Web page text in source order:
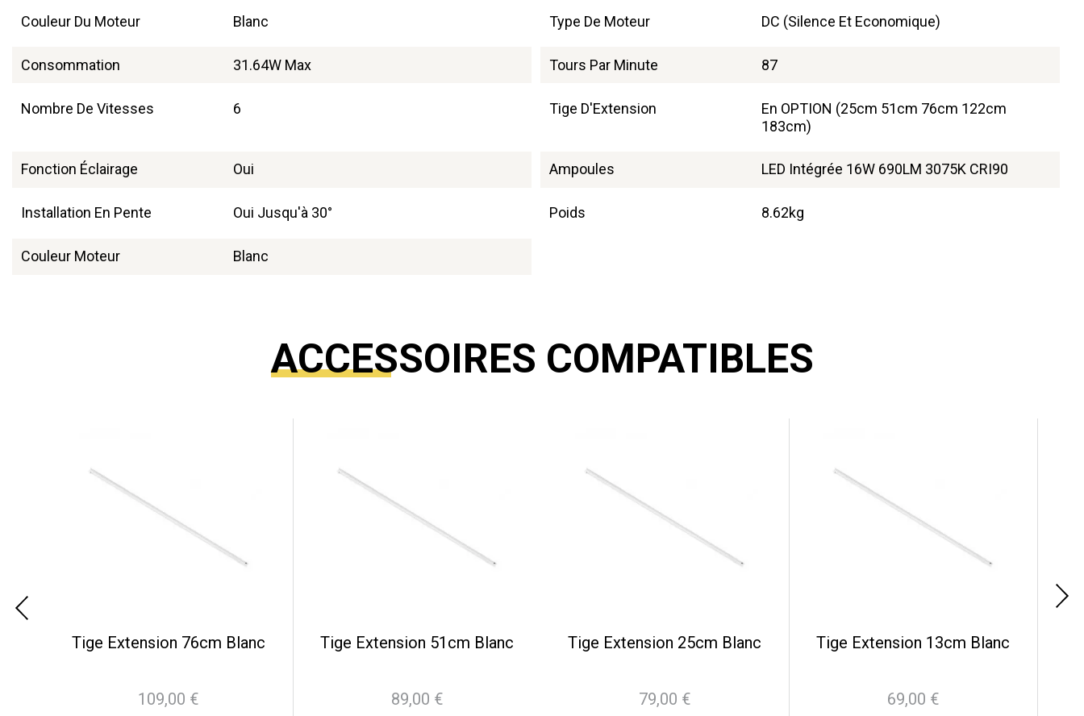
Couleur Du Moteur Blanc Type De Moteur DC (Silence Et Economique)
Consommation 31.64W Max Tours Par Minute 87
Nombre De Vitesses 6 Tige D'Extension
En OPTION (25cm 51cm 76cm 122cm
183cm)
Fonction Éclairage Oui Ampoules LED Intégrée 16W 690LM 3075K CRI90
Installation En Pente Oui Jusqu'à 30° Poids 8.62kg
Couleur Moteur Blanc
ACCESSOIRES COMPATIBLES
Tige Extension 76cm Blanc
Prix
109,00 €
Tige Extension 51cm Blanc
Prix
89,00 €
Tige Extension 25cm Blanc
Prix
79,00 €
Tige Extension 13cm Blanc
Prix
69,00 €